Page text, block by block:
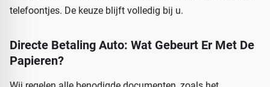
telefoontjes. De keuze blijft volledig bij u.
Directe Betaling Auto: Wat Gebeurt Er Met De
Papieren?